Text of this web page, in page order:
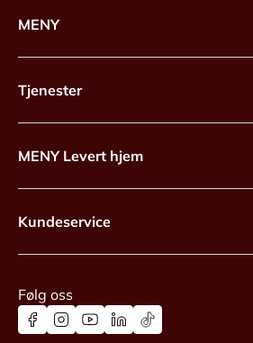
MENY
Tjenester
MENY Levert hjem
Kundeservice
Følg oss